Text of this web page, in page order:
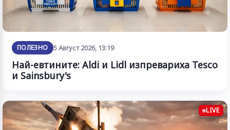
ПОЛЕЗНО 5 Август 2026, 13:19
Най-евтините: Aldi и Lidl изпревариха Tesco
и Sainsbury's
LIVE